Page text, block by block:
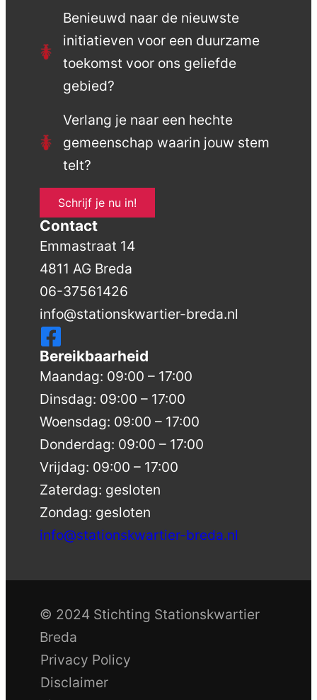
Benieuwd naar de nieuwste
initiatieven voor een duurzame
toekomst voor ons geliefde
gebied?
Verlang je naar een hechte
gemeenschap waarin jouw stem
telt?
Schrijf je nu in!
Contact
Emmastraat 14
4811 AG Breda
06-37561426
info@stationskwartier-breda.nl
Bereikbaarheid
Maandag: 09:00 – 17:00
Dinsdag: 09:00 – 17:00
Woensdag: 09:00 – 17:00
Donderdag: 09:00 – 17:00
Vrijdag: 09:00 – 17:00
Zaterdag: gesloten
Zondag: gesloten
info@stationskwartier-breda.nl
© 2024 Stichting Stationskwartier
Breda
Privacy Policy
Disclaimer